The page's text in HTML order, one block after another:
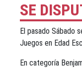
SE
El pasado Sábado
Juegos en Edad
En categoría